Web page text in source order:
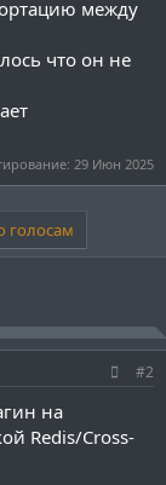
между
что он не
29 Июн 2025
голосам
#2
на
Redis/Cross-